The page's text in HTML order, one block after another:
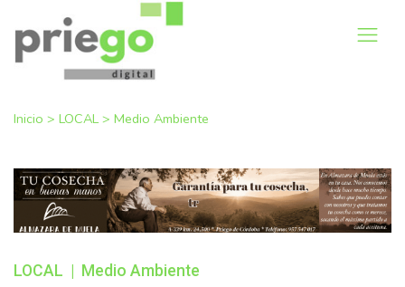
Inicio > LOCAL > Medio Ambiente
LOCAL Medio Ambiente